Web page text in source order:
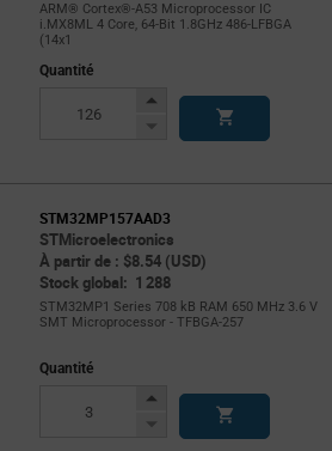
ARM® Cortex®-A53 Microprocessor IC
i.MX8ML 4 Core, 64-Bit 1.8GHz 486-LFBGA
(14x1
Quantité
Increase
Decrease
STM32MP157AAD3
STMicroelectronics
À partir de : $8.54 (USD)
Stock global: 1 288
STM32MP1 Series 708 kB RAM 650 MHz 3.6 V
SMT Microprocessor - TFBGA-257
Quantité
Increase
Decrease